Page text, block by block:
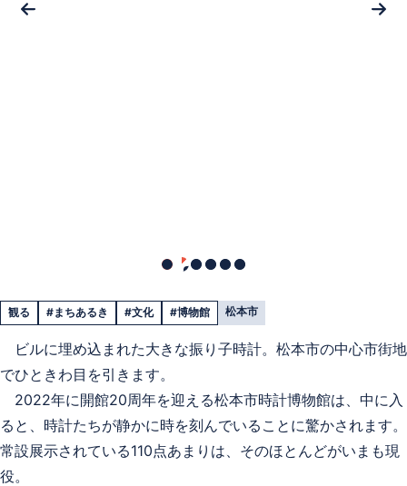
観る #まちあるき #文化 #博物館 松本市
ビルに埋め込まれた大きな振り子時計。松本市の中心市街地
でひときわ目を引きます。
2022年に開館20周年を迎える松本市時計博物館は、中に入
ると、時計たちが静かに時を刻んでいることに驚かされます。
常設展示されている110点あまりは、そのほとんどがいまも現
役。